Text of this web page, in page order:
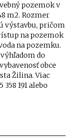
pozemok v
m2. Rozmer
výstavbu, pričom
na pozemok
na pozemku.
do
obce
Žilina. Viac
191 alebo